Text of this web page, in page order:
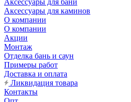
Аксессуары для бани
Аксессуары для каминов
О компании
О компании
Акции
Монтаж
Отделка бань и саун
Примеры работ
Доставка и оплата
Ликвидация товара
Контакты